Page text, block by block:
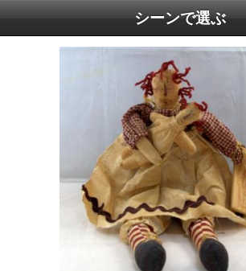
シーンで選ぶ